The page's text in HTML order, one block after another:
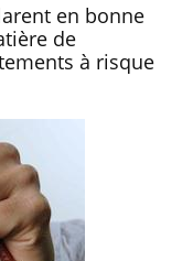
en bonne
de
à risque